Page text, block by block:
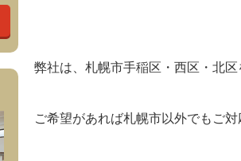
弊社は、札幌市手稲区・西区・北区
ご希望があれば札幌市以外でもご対